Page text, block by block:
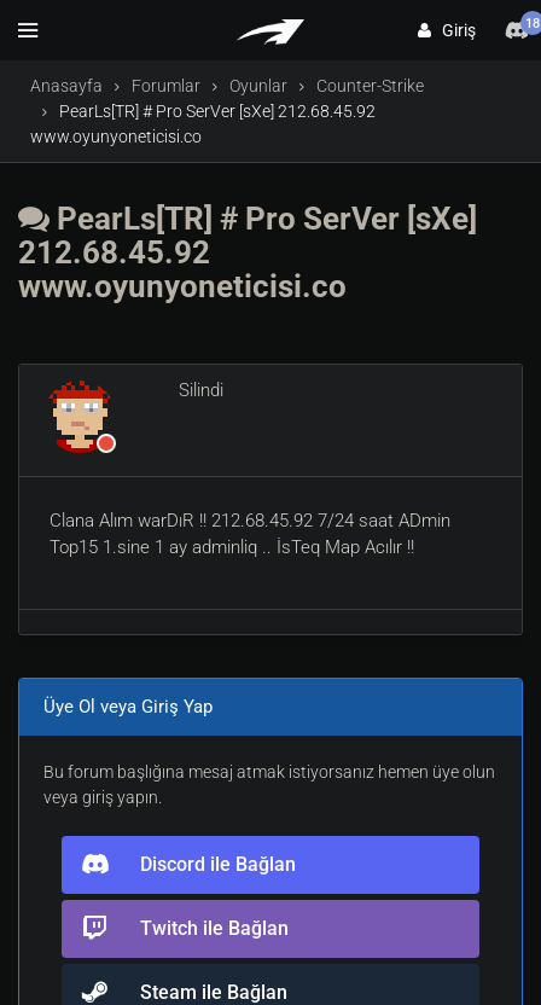
Giriş 18
Anasayfa Forumlar Oyunlar
Counter-Strike
PearLs[TR] # Pro SerVer [sXe] 212.68.45.92
www.oyunyoneticisi.co
PearLs[TR] # Pro SerVer [sXe]
212.68.45.92
www.oyunyoneticisi.co
Silindi
Clana Alım warDıR !! 212.68.45.92 7/24 saat ADmin
Top15 1.sine 1 ay adminliq .. İsTeq Map Acılır !!
Üye Ol veya Giriş Yap
Bu forum başlığına mesaj atmak istiyorsanız hemen üye olun
veya giriş yapın.
Discord ile Bağlan
Twitch ile Bağlan
Steam ile Bağlan